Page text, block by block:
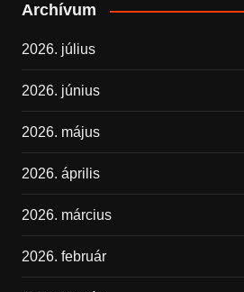
Archívum
2026. július
2026. június
2026. május
2026. április
2026. március
2026. február